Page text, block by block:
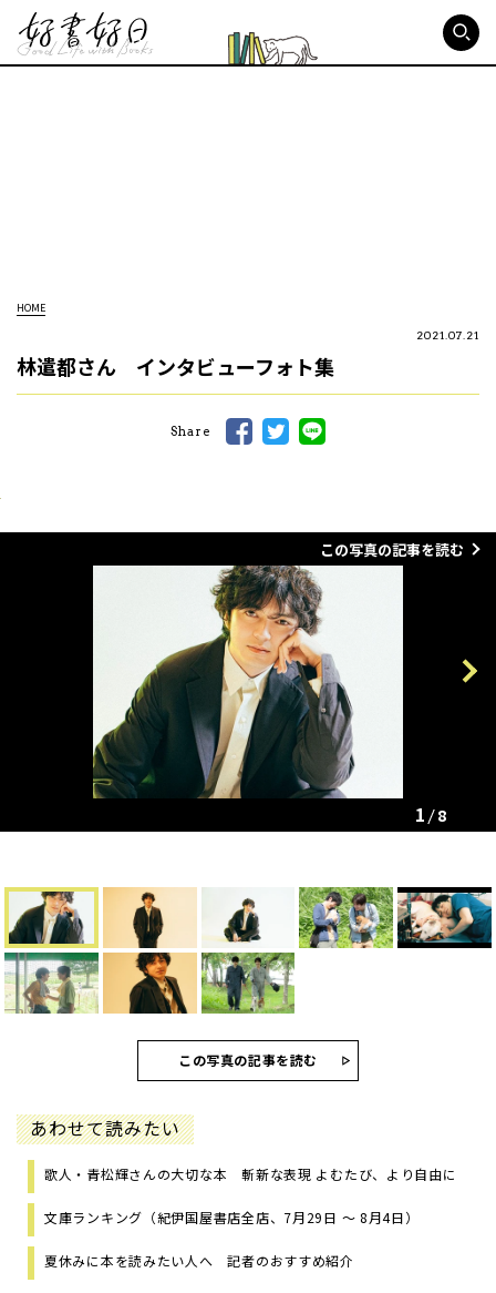
HOME
2021.07.21
林遣都さん インタビューフォト集
Share
この写真の記事を読む
Next
1 8
この写真の記事を読む
あわせて読みたい
歌人・青松輝さんの大切な本 斬新な表現 よむたび、より自由に
文庫ランキング（紀伊国屋書店全店、7月29日 ～ 8月4日）
夏休みに本を読みたい人へ 記者のおすすめ紹介